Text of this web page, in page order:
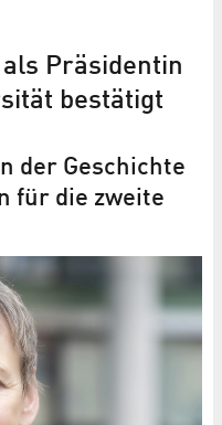
Präsidentin
bestätigt
der Geschichte
für die zweite